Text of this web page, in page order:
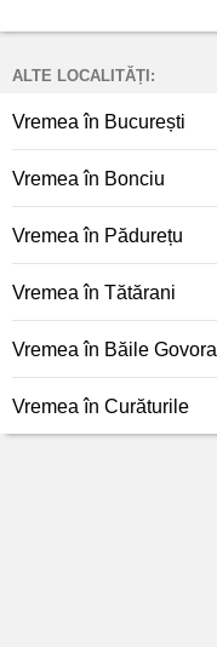
ALTE LOCALITĂȚI:
Vremea în București
Vremea în Bonciu
Vremea în Pădurețu
Vremea în Tătărani
Vremea în Băile Govora
Vremea în Curăturile